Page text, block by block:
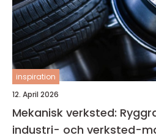
inspiration
12. April 2026
Mekanisk verksted:
industri- och verksted-